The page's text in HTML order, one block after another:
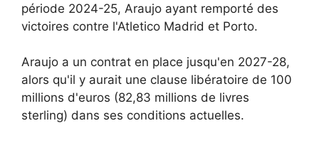
période 2024-25, Araujo ayant remporté des
victoires contre l'Atletico Madrid et Porto.
Araujo a un contrat en place jusqu'en 2027-28,
alors qu'il y aurait une clause libératoire de 100
millions d'euros (82,83 millions de livres
sterling) dans ses conditions actuelles.